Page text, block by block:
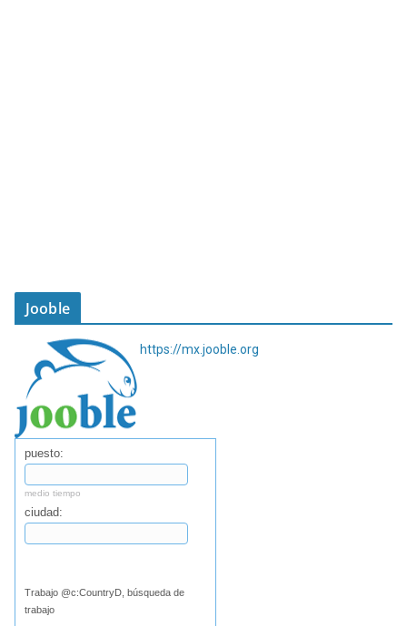
Jooble
https://mx.jooble.org
puesto:
medio tiempo
ciudad:
Trabajo @c:CountryD, búsqueda de
trabajo